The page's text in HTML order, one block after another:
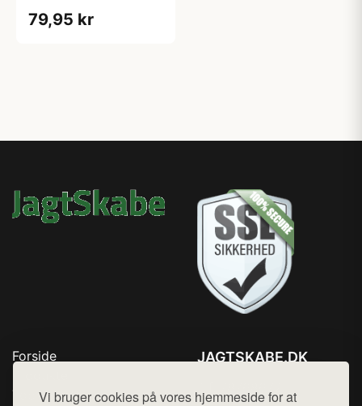
Vi bruger cookies på vores hjemmeside for at
79,95 kr
Forside
Top Rabatter
JAGTSKABE.DK